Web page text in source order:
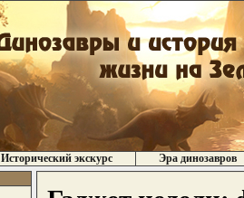
Исторический экскурс
Эра динозавров